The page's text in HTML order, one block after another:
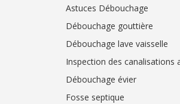
Astuces Débouchage
Débouchage gouttière
Débouchage lave vaisselle
Inspection des canalisations
Débouchage évier
Fosse septique